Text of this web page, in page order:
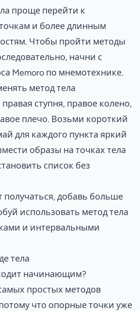
проще перейти к
и более длинным
Чтобы пройти методы
начни с
Memoro по мнемотехнике
метод тела
ступня, правое колено,
плечо. Возьми короткий
для каждого пункта яркий
образы на точках тела
список без
получаться, добавь больше
использовать метод тела
и интервальными
тела
начинающим?
простых методов
что опорные точки уже